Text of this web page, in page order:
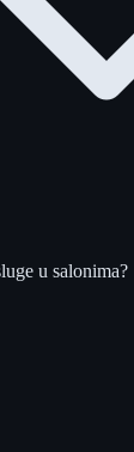
u salonima?